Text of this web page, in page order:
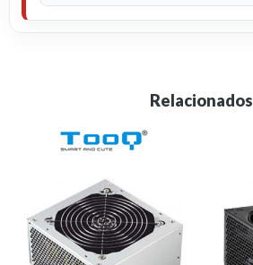
Relacionados